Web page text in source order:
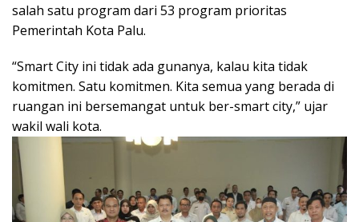
salah satu program dari 53 program prioritas
Pemerintah Kota Palu.
“Smart City ini tidak ada gunanya, kalau kita tidak
komitmen. Satu komitmen. Kita semua yang berada di
ruangan ini bersemangat untuk ber-smart city,” ujar
wakil wali kota.